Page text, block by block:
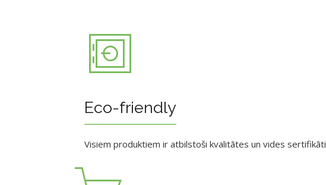
Eco-friendly
Visiem produktiem ir atbilstoši kvalitātes un vides sertifikāti